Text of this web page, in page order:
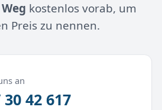
kostenlos vorab, um
Preis zu nennen.
an
42 617